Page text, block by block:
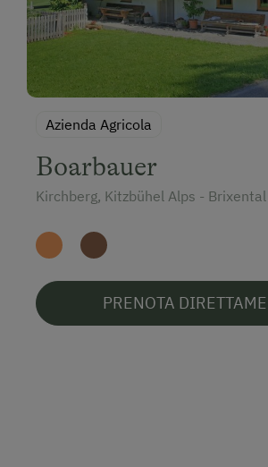
Azienda Agricola
Boarbauer
Kirchberg, Kitzbühel Alps -
PRENOTA